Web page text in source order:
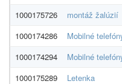
1000175726
montáž žalúzií
1000174286
Mobilné
1000174294
Mobilné
1000175289
Letenka